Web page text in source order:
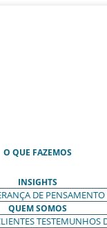
O QUE FAZEMOS
INSIGHTS
DE PENSAMENTO
QUEM SOMOS
TESTEMUNHOS